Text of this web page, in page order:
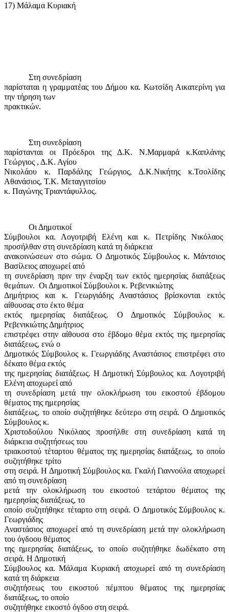
17) Μάλαμα Κυριακή
Στη συνεδρίαση
παρίσταται η γραμματέας του Δήμου κα. Κωτσίδη Αικατερίνη για
την τήρηση των
πρακτικών.
Στη συνεδρίαση
παρίστανται οι Πρόεδροι της Δ.Κ. Ν.Μαρμαρά κ.Καπλάνης
Γεώργιος , Δ.Κ. Αγίου
Νικολάου κ. Παρδάλης Γεώργιος, Δ.Κ.Νικήτης κ.Τσολίδης
Αθανάσιος, Τ.Κ. Μεταγγιτσίου
κ. Παγώνης Τριαντάφυλλος.
Οι Δημοτικοί
Σύμβουλοι κα. Λογοτριβή Ελένη και κ. Πετρίδης Νικόλαος
προσήλθαν στη συνεδρίαση κατά τη διάρκεια
ανακοινώσεων στο σώμα. Ο Δημοτικός Σύμβουλος κ. Μάντσιος
Βασίλειος αποχωρεί από
τη συνεδρίαση πριν την έναρξη των εκτός ημερησίας διατάξεως
θεμάτων. Οι Δημοτικοί Σύμβουλοι κ. Ρεβενικιώτης
Δημήτριος και κ. Γεωργιάδης Αναστάσιος βρίσκονται εκτός
αίθουσας στο έκτο θέμα
εκτός ημερησίας διατάξεως. Ο Δημοτικός Σύμβουλος κ.
Ρεβενικιώτης Δημήτριος
επιστρέφει στην αίθουσα στο έβδομο θέμα εκτός της ημερησίας
διατάξεως, ενώ ο
Δημοτικός Σύμβουλος κ. Γεωργιάδης Αναστάσιος επιστρέφει στο
δέκατο θέμα εκτός
της ημερησίας διατάξεως. Η Δημοτική Σύμβουλος κα. Λογοτριβή
Ελένη αποχωρεί από
τη συνεδρίαση μετά την ολοκλήρωση του εικοστού έβδομου
θέματος της ημερησίας
διατάξεως, το οποίο συζητήθηκε δεύτερο στη σειρά. Ο Δημοτικός
Σύμβουλος κ.
Χριστοδούλου Νικόλαος προσήλθε στη συνεδρίαση κατά τη
διάρκεια συζητήσεως του
τριακοστού τέταρτου θέματος της ημερησίας διατάξεως, το οποίο
συζητήθηκε τρίτο
στη σειρά. Η Δημοτική Σύμβουλος κα. Γκαλή Γιαννούλα αποχωρεί
από τη συνεδρίαση
μετά την ολοκλήρωση του εικοστού τετάρτου θέματος της
ημερησίας διατάξεως, το
οποίο συζητήθηκε τέταρτο στη σειρά. Ο Δημοτικός Σύμβουλος κ.
Γεωργιάδης
Αναστάσιος αποχωρεί από τη συνεδρίαση μετά την ολοκλήρωση
του όγδοου θέματος
της ημερησίας διατάξεως, το οποίο συζητήθηκε δωδέκατο στη
σειρά. Η Δημοτική
Σύμβουλος κα. Μάλαμα Κυριακή αποχωρεί από τη συνεδρίαση
κατά τη διάρκεια
συζητήσεως του εικοστού πέμπτου θέματος της ημερησίας
διατάξεως, το οποίο
συζητήθηκε εικοστό όγδοο στη σειρά.